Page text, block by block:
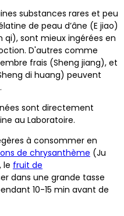
substances rares et peu
de peau d’âne (E jiao)
qi), sont mieux ingérées en
D'autres comme
frais (Sheng jiang), et
di huang) peuvent
sont directement
au Laboratoire.
à consommer en
de chrysanthème (Ju
le fruit de
dans une grande tasse
10-15 min avant de